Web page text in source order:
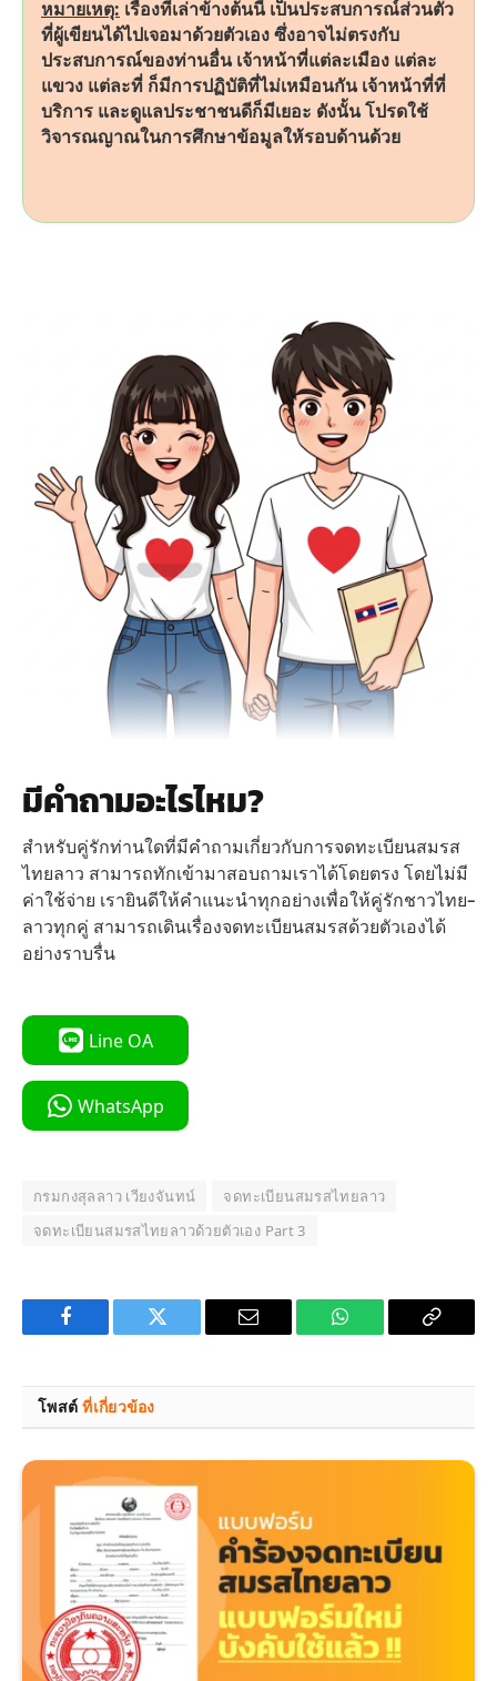
หมายเหตุ: เรื่องที่เล่าข้างต้นนี้ เป็นประสบการณ์ส่วนตัว
ที่ผู้เขียนได้ไปเจอมาด้วยตัวเอง ซึ่งอาจไม่ตรงกับ
ประสบการณ์ของท่านอื่น เจ้าหน้าที่แต่ละเมือง แต่ละ
แขวง แต่ละที่ ก็มีการปฏิบัติที่ไม่เหมือนกัน เจ้าหน้าที่ที่
บริการ และดูแลประชาชนดีก็มีเยอะ ดังนั้น โปรดใช้
วิจารณญาณในการศึกษาข้อมูลให้รอบด้านด้วย
มีคำถามอะไรไหม?
สำหรับคู่รักท่านใดที่มีคำถามเกี่ยวกับการจดทะเบียนสมรส
ไทยลาว สามารถทักเข้ามาสอบถามเราได้โดยตรง โดยไม่มี
ค่าใช้จ่าย เรายินดีให้คำแนะนำทุกอย่างเพื่อให้คู่รักชาวไทย-
ลาวทุกคู่ สามารถเดินเรื่องจดทะเบียนสมรสด้วยตัวเองได้
อย่างราบรื่น
Line OA
WhatsApp
กรมกงสุลลาว เวียงจันทน์
จดทะเบียนสมรสไทยลาว
จดทะเบียนสมรสไทยลาวด้วยตัวเอง Part 3
Facebook Twitter Email WhatsApp Copy
โพสต์ที่เกี่ยวข้อง